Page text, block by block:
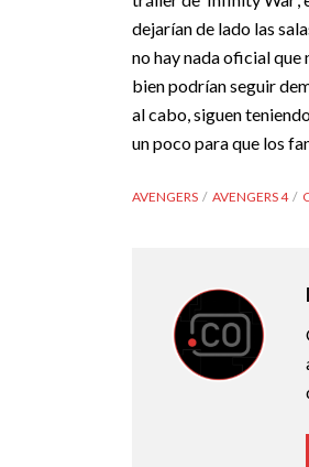
dejarían de lado las
no hay nada oficial que
bien podrían seguir
al cabo, siguen
un poco para que los
AVENGERS AVENGERS 4